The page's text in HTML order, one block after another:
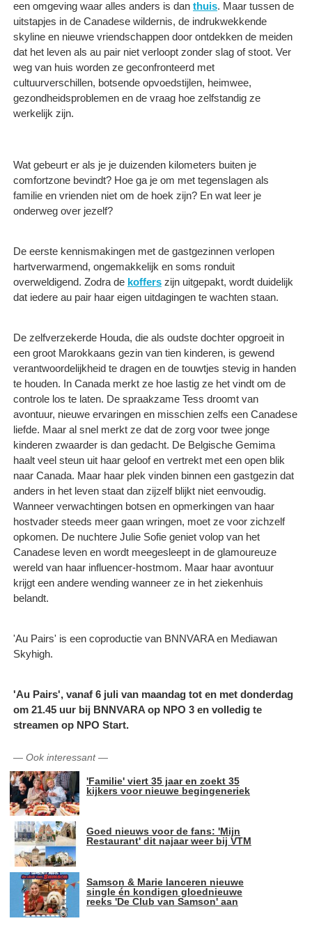
een omgeving waar alles anders is dan thuis. Maar tussen de
uitstapjes in de Canadese wildernis, de indrukwekkende
skyline en nieuwe vriendschappen door ontdekken de meiden
dat het leven als au pair niet verloopt zonder slag of stoot. Ver
weg van huis worden ze geconfronteerd met
cultuurverschillen, botsende opvoedstijlen, heimwee,
gezondheidsproblemen en de vraag hoe zelfstandig ze
werkelijk zijn.
Wat gebeurt er als je je duizenden kilometers buiten je
comfortzone bevindt? Hoe ga je om met tegenslagen als
familie en vrienden niet om de hoek zijn? En wat leer je
onderweg over jezelf?
De eerste kennismakingen met de gastgezinnen verlopen
hartverwarmend, ongemakkelijk en soms ronduit
overweldigend. Zodra de koffers zijn uitgepakt, wordt duidelijk
dat iedere au pair haar eigen uitdagingen te wachten staan.
De zelfverzekerde Houda, die als oudste dochter opgroeit in
een groot Marokkaans gezin van tien kinderen, is gewend
verantwoordelijkheid te dragen en de touwtjes stevig in handen
te houden. In Canada merkt ze hoe lastig ze het vindt om de
controle los te laten. De spraakzame Tess droomt van
avontuur, nieuwe ervaringen en misschien zelfs een Canadese
liefde. Maar al snel merkt ze dat de zorg voor twee jonge
kinderen zwaarder is dan gedacht. De Belgische Gemima
haalt veel steun uit haar geloof en vertrekt met een open blik
naar Canada. Maar haar plek vinden binnen een gastgezin dat
anders in het leven staat dan zijzelf blijkt niet eenvoudig.
Wanneer verwachtingen botsen en opmerkingen van haar
hostvader steeds meer gaan wringen, moet ze voor zichzelf
opkomen. De nuchtere Julie Sofie geniet volop van het
Canadese leven en wordt meegesleept in de glamoureuze
wereld van haar influencer-hostmom. Maar haar avontuur
krijgt een andere wending wanneer ze in het ziekenhuis
belandt.
'Au Pairs' is een coproductie van BNNVARA en Mediawan
Skyhigh.
'Au Pairs', vanaf 6 juli van maandag tot en met donderdag
om 21.45 uur bij BNNVARA op NPO 3 en volledig te
streamen op NPO Start.
— Ook interessant—
'Familie' viert 35 jaar en zoekt 35
kijkers voor nieuwe begingeneriek
Goed nieuws voor de fans: 'Mijn
Restaurant' dit najaar weer bij VTM
Samson & Marie lanceren nieuwe
single én kondigen gloednieuwe
reeks 'De Club van Samson' aan